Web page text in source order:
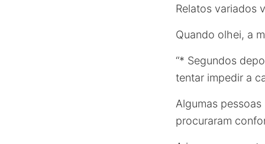
Relatos variados
Quando olhei, a
“* Segundos
tentar impedir a
Algumas
procuraram